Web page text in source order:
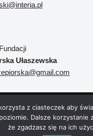
Ułaszewska
Oferta fundacji
z ciasteczek aby
Dalsze korzystanie
że zgadzasz się na ich